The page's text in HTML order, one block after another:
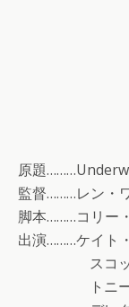
原題
監督………レン・
脚本………コリー
出演………ケイト
スコット
トニー・